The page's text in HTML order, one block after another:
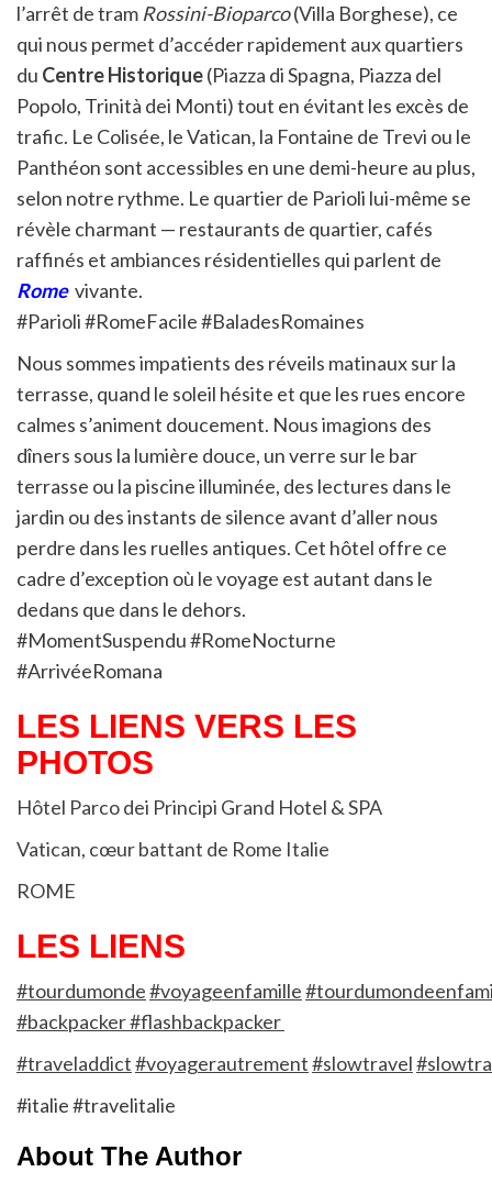
l’arrêt de tram Rossini-Bioparco(Villa Borghese), ce
qui nous permet d’accéder rapidement aux quartiers
du Centre Historique(Piazza di Spagna, Piazza del
Popolo, Trinità dei Monti) tout en évitant les excès de
trafic. Le Colisée, le Vatican, la Fontaine de Trevi ou le
Panthéon sont accessibles en une demi-heure au plus,
selon notre rythme. Le quartier de Parioli lui-même se
révèle charmant — restaurants de quartier, cafés
raffinés et ambiances résidentielles qui parlent de
Rome vivante.
#Parioli #RomeFacile #BaladesRomaines
Nous sommes impatients des réveils matinaux sur la
terrasse, quand le soleil hésite et que les rues encore
calmes s’animent doucement. Nous imagions des
dîners sous la lumière douce, un verre sur le bar
terrasse ou la piscine illuminée, des lectures dans le
jardin ou des instants de silence avant d’aller nous
perdre dans les ruelles antiques. Cet hôtel offre ce
cadre d’exception où le voyage est autant dans le
dedans que dans le dehors.
#MomentSuspendu #RomeNocturne
#ArrivéeRomana
LES LIENS VERS LES
PHOTOS
Hôtel Parco dei Principi Grand Hotel & SPA
Vatican, cœur battant de Rome Italie
ROME
LES LIENS
#tourdumonde#voyageenfamille
#backpacker #flashbackpacker
#traveladdict#voyagerautrement#slowtravel
#italie #travelitalie
About The Author